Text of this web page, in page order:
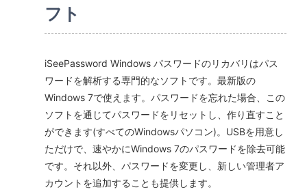
フト
iSeePassword Windows パスワードのリカバリはパス
ワードを解析する専門的なソフトです。最新版の
Windows 7で使えます。パスワードを忘れた場合、この
ソフトを通じてパスワードをリセットし、作り直すこと
ができます(すべてのWindowsパソコン)。USBを用意し
ただけで、速やかにWindows 7のパスワードを除去可能
です。それ以外、パスワードを変更し、新しい管理者ア
カウントを追加することも提供します。